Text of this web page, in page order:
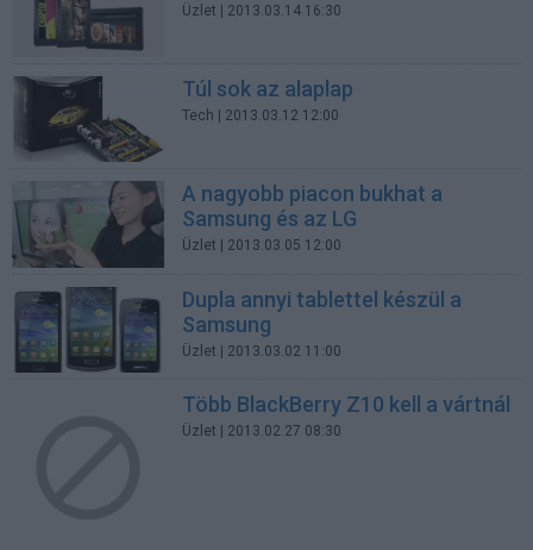
Üzlet | 2013.03.14 16:30
Túl sok az alaplap
Tech | 2013.03.12 12:00
A nagyobb piacon bukhat a
Samsung és az LG
Üzlet | 2013.03.05 12:00
Dupla annyi tablettel készül a
Samsung
Üzlet | 2013.03.02 11:00
Több BlackBerry Z10 kell a vártnál
Üzlet | 2013.02.27 08:30